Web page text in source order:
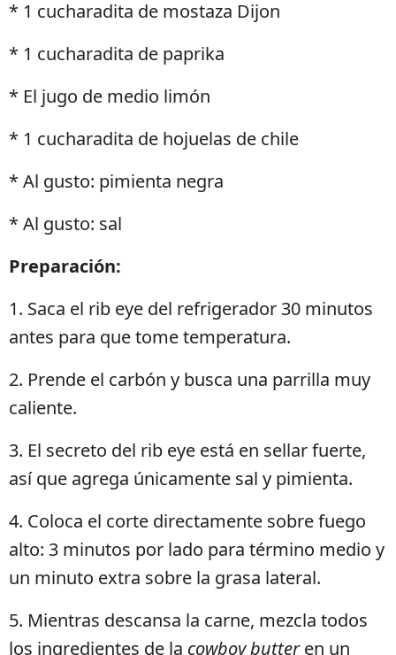
* 1 cucharadita de mostaza Dijon
* 1 cucharadita de paprika
* El jugo de medio limón
* 1 cucharadita de hojuelas de chile
* Al gusto: pimienta negra
* Al gusto: sal
Preparación:
1. Saca el rib eye del refrigerador 30 minutos
antes para que tome temperatura.
2. Prende el carbón y busca una parrilla muy
caliente.
3. El secreto del rib eye está en sellar fuerte,
así que agrega únicamente sal y pimienta.
4. Coloca el corte directamente sobre fuego
alto: 3 minutos por lado para término medio y
un minuto extra sobre la grasa lateral.
5. Mientras descansa la carne, mezcla todos
los ingredientes de la cowboy butteren un